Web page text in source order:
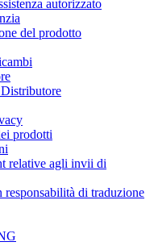
autorizzato
del prodotto
prodotti
relative agli invii di
di traduzione